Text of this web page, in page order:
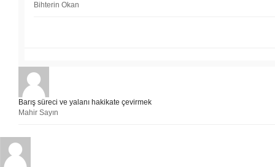
Bihterin Okan
Barış süreci ve yalanı hakikate çevirmek
Mahir Sayın